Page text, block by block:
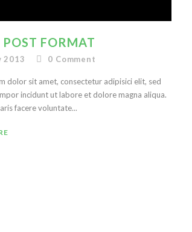
FORMAT
2013 0 Comment
dolor sit amet, consectetur adipisici elit, sed
incidunt ut labore et dolore magna aliqua.
facere voluntate...